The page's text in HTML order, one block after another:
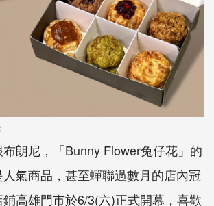
朗尼，「Bunny Flower兔仔花」的
氣商品，甚至蟬聯過數月的店內冠
高雄門市於6/3(六)正式開幕，喜歡